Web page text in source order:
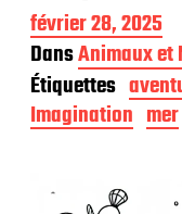
D
a
t
e
d
e
février 28, 2025
DansAnimaux et
Étiquettes
Imagination mer